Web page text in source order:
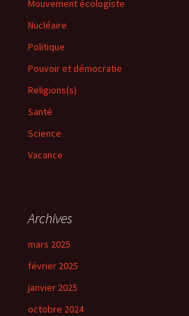
Mouvement écologiste
Nucléaire
Politique
Pouvoir et démocratie
Religions(s)
Santé
Science
Vacance
Archives
mars 2025
février 2025
janvier 2025
octobre 2024